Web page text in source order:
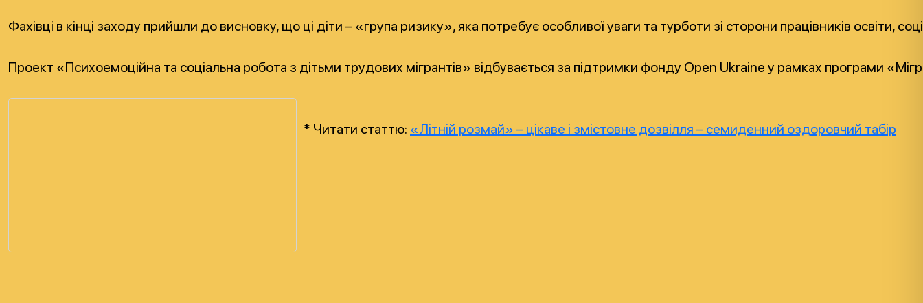
Фахівці в кінці заходу прийшли до висновку, що ці діти – «група ризику», яка потребує особливої уваги та турботи зі сторони працівників
Проект «Психоемоційна та соціальна робота з дітьми трудових мігрантів» відбувається за підтримки фонду Open Ukraine у рамках програми
* Читати статтю: «Літній розмай» – цікаве і змістовне дозвілля – семиденний оздоровчий табір